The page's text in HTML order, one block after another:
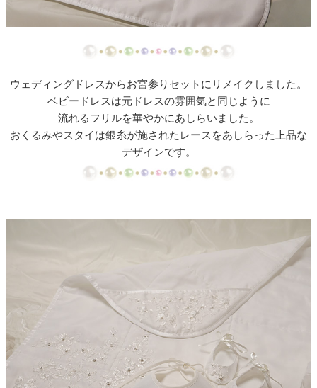
ードレス
【ドレスリメイク】ミカドサテンのベビードレスⅠ
【ドレスリメイク】ミカドサテンのベビードレスⅡ
【ドレスリメイク】レースとチュールのふんわりベ
ビードレス
ドレス
【ドレスリメイク】体重ベアドレスとバッグ
【ドレスリメイク】お花のアクセサリーボックス
【ドレス・タキシードリメイク】フレーム型ミニチ
ュアと日傘
【ドレスリメイク】スカートとショールとコサージ
ュ
ウェディングドレスからお宮参りセットにリメイクしました。
ベビードレスは元ドレスの雰囲気と同じように
流れるフリルを華やかにあしらいました。
おくるみやスタイは銀糸が施されたレースをあしらった上品な
デザインです。